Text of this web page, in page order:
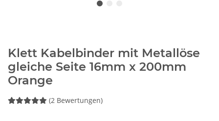
Klett Kabelbinder mit Metallöse
gleiche Seite 16mm x 200mm
Orange
(2 Bewertungen)